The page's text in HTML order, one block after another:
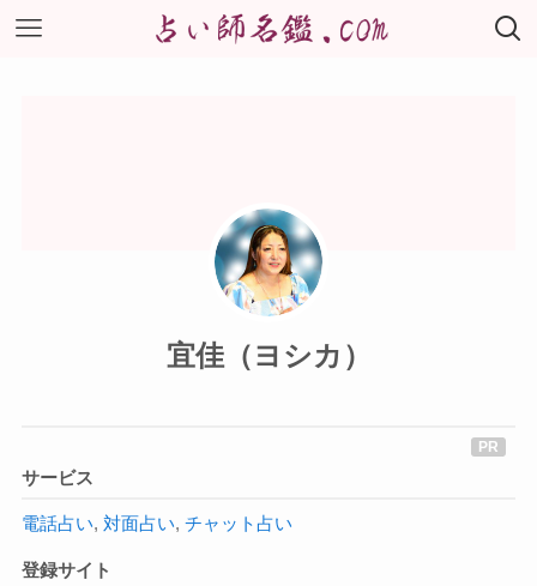
宜佳（ヨシカ）
サービス
電話占い, 対面占い, チャット占い
登録サイト